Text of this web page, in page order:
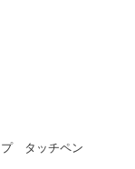
プ タッチペン